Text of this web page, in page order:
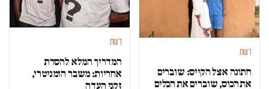
דעות
חתונה אצל הקייס: שוברים
את הכוס, שוברים את הכלים
דעות
המדריך המלא להסרת
אחריות: משבר הומניטרי,
זקני העדה